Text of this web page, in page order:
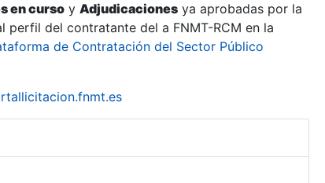
en curso y Adjudicaciones ya aprobadas por la
perfil del contratante del a FNMT-RCM en la
de Contratación del Sector Público